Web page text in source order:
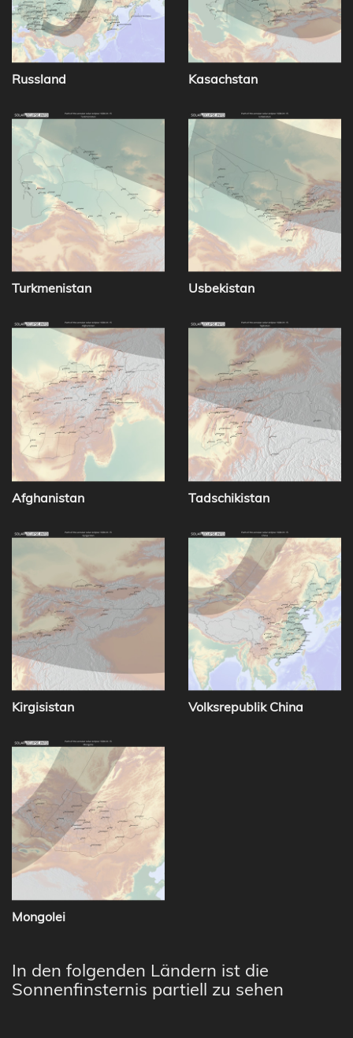
Russland Kasachstan
Turkmenistan Usbekistan
Afghanistan Tadschikistan
Kirgisistan Volksrepublik China
Mongolei
In den folgenden Ländern ist die
Sonnenfinsternis partiell zu sehen